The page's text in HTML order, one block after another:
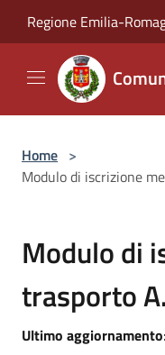
Regione Emilia-
Home >
Modulo di iscrizione
Modulo di
trasporto
Ultimo aggiornamento